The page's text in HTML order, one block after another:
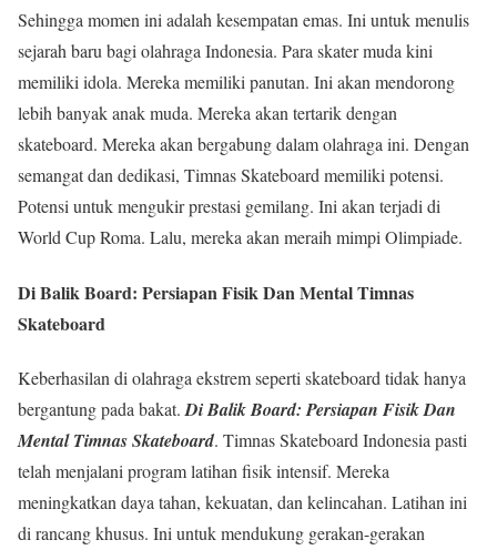
Sehingga momen ini adalah kesempatan emas. Ini untuk menulis
sejarah baru bagi olahraga Indonesia. Para skater muda kini
memiliki idola. Mereka memiliki panutan. Ini akan mendorong
lebih banyak anak muda. Mereka akan tertarik dengan
skateboard. Mereka akan bergabung dalam olahraga ini. Dengan
semangat dan dedikasi, Timnas Skateboard memiliki potensi.
Potensi untuk mengukir prestasi gemilang. Ini akan terjadi di
World Cup Roma. Lalu, mereka akan meraih mimpi Olimpiade.
Di Balik Board: Persiapan Fisik Dan Mental Timnas
Skateboard
Keberhasilan di olahraga ekstrem seperti skateboard tidak hanya
bergantung pada bakat. Di Balik Board: Persiapan Fisik Dan
Mental Timnas Skateboard. Timnas Skateboard Indonesia pasti
telah menjalani program latihan fisik intensif. Mereka
meningkatkan daya tahan, kekuatan, dan kelincahan. Latihan ini
di rancang khusus. Ini untuk mendukung gerakan-gerakan